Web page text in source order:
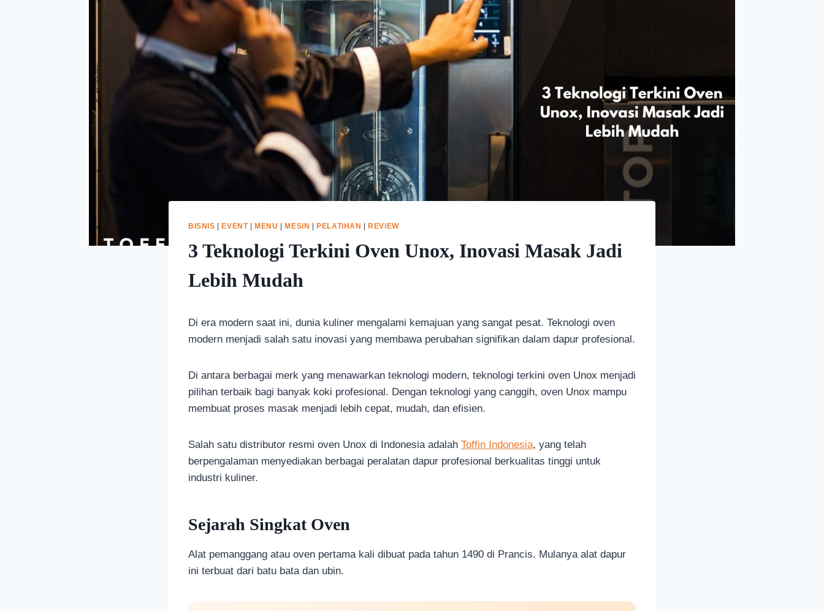
BISNIS EVENT| MENU MESIN PELATIHAN REVIEW
3 Teknologi Terkini Oven Unox, Inovasi Masak Jadi
Lebih Mudah
Di era modern saat ini, dunia kuliner mengalami kemajuan yang sangat pesat. Teknologi oven
modern menjadi salah satu inovasi yang membawa perubahan signifikan dalam dapur profesional.
Di antara berbagai merk yang menawarkan teknologi modern, teknologi terkini oven Unox menjadi
pilihan terbaik bagi banyak koki profesional. Dengan teknologi yang canggih, oven Unox mampu
membuat proses masak menjadi lebih cepat, mudah, dan efisien.
Salah satu distributor resmi oven Unox di Indonesia adalah Toffin Indonesia, yang telah
berpengalaman menyediakan berbagai peralatan dapur profesional berkualitas tinggi untuk
industri kuliner.
Sejarah Singkat Oven
Alat pemanggang atau oven pertama kali dibuat pada tahun 1490 di Prancis. Mulanya alat dapur
ini terbuat dari batu bata dan ubin.